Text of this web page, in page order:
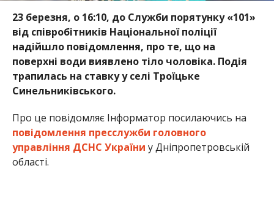
23 березня, о 16:10, до Служби порятунку «101»
від співробітників Національної поліції
надійшло повідомлення, про те, що на
поверхні води виявлено тіло чоловіка. Подія
трапилась на ставку у селі Троїцьке
Синельниківського.
Про це повідомляє Інформатор посилаючись на
повідомлення пресслужби головного
управління ДСНС України у Дніпропетровській
області.